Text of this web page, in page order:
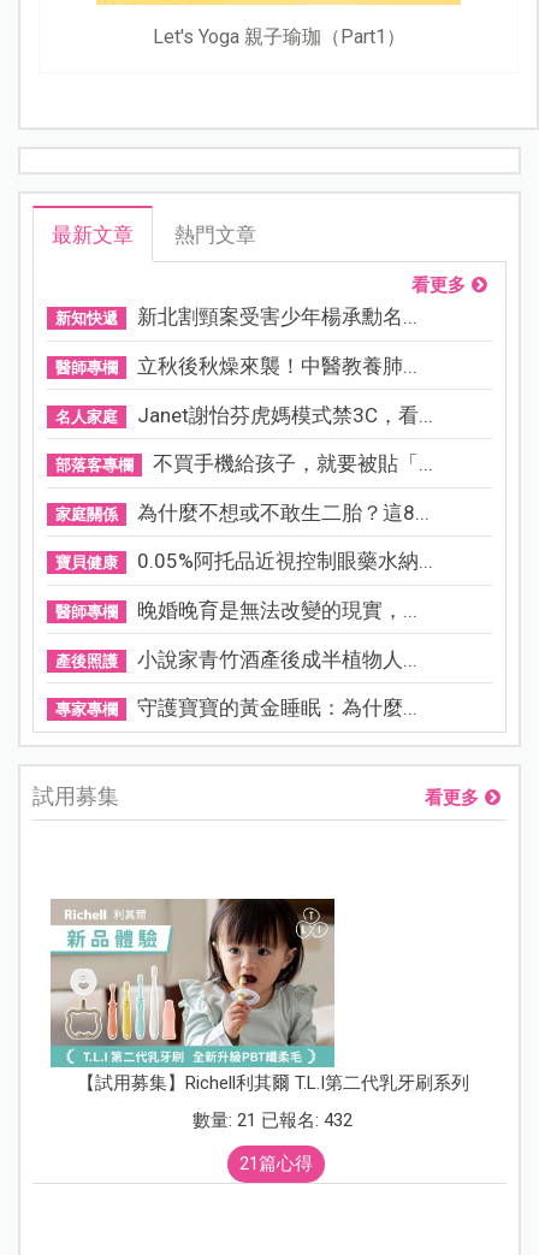
Let's Yoga 親子瑜珈（Part1）
最新文章 熱門文章
看更多
新知快遞 新北割頸案受害少年楊承勳名...
醫師專欄 立秋後秋燥來襲！中醫教養肺...
名人家庭 Janet謝怡芬虎媽模式禁3C，看...
部落客專欄 不買手機給孩子，就要被貼「...
家庭關係 為什麼不想或不敢生二胎？這8...
寶貝健康 0.05%阿托品近視控制眼藥水納...
醫師專欄 晚婚晚育是無法改變的現實，...
產後照護 小說家青竹酒產後成半植物人...
專家專欄 守護寶寶的黃金睡眠：為什麼...
試用募集 看更多
【試用募集】Richell利其爾 T.L.I第二代乳牙刷系列
數量: 21 已報名: 432
21篇心得